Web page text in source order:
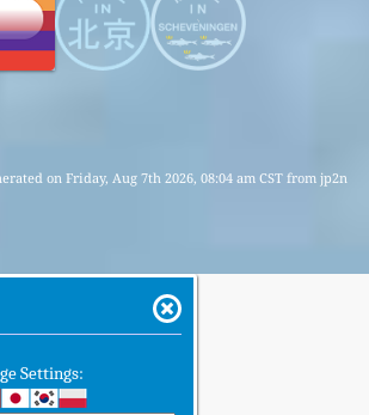
on Friday, Aug 7th 2026, 08:04 am CST from jp2n
Settings: